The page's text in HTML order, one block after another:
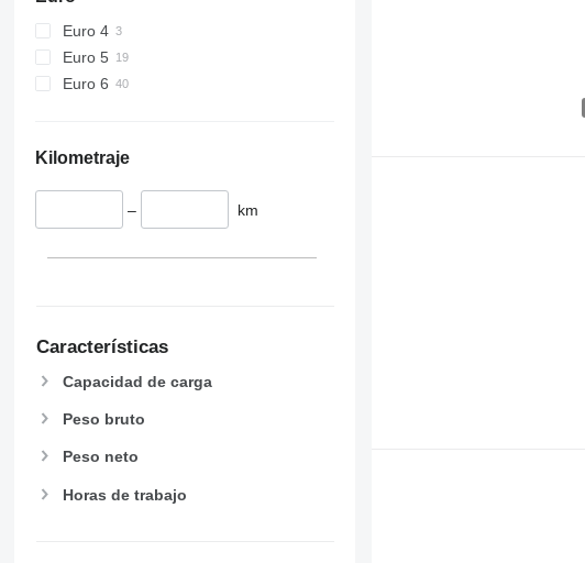
Euro 4
Euro 5
Euro 6
Kilometraje
– km
Características
Capacidad de carga
Peso bruto
Peso neto
Horas de trabajo